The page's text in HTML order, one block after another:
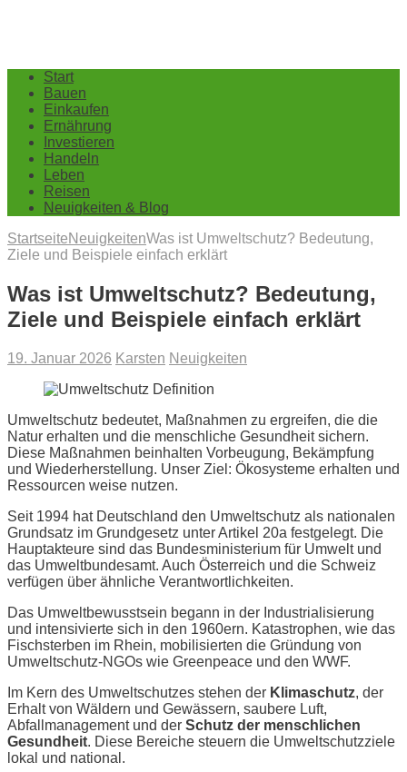
Start
Bauen
Einkaufen
Ernährung
Investieren
Handeln
Leben
Reisen
Neuigkeiten & Blog
StartseiteNeuigkeitenWas ist Umweltschutz? Bedeutung,
Ziele und Beispiele einfach erklärt
Was ist Umweltschutz? Bedeutung,
Ziele und Beispiele einfach erklärt
19. Januar 2026 Karsten Neuigkeiten
Umweltschutz bedeutet, Maßnahmen zu ergreifen, die die
Natur erhalten und die menschliche Gesundheit sichern.
Diese Maßnahmen beinhalten Vorbeugung, Bekämpfung
und Wiederherstellung. Unser Ziel: Ökosysteme erhalten und
Ressourcen weise nutzen.
Seit 1994 hat Deutschland den Umweltschutz als nationalen
Grundsatz im Grundgesetz unter Artikel 20a festgelegt. Die
Hauptakteure sind das Bundesministerium für Umwelt und
das Umweltbundesamt. Auch Österreich und die Schweiz
verfügen über ähnliche Verantwortlichkeiten.
Das Umweltbewusstsein begann in der Industrialisierung
und intensivierte sich in den 1960ern. Katastrophen, wie das
Fischsterben im Rhein, mobilisierten die Gründung von
Umweltschutz-NGOs wie Greenpeace und den WWF.
Im Kern des Umweltschutzes stehen der Klimaschutz, der
Erhalt von Wäldern und Gewässern, saubere Luft,
Abfallmanagement und der Schutz der menschlichen
Gesundheit. Diese Bereiche steuern die Umweltschutzziele
lokal und national.